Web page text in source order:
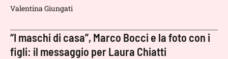
Valentina Giungati
“I maschi di casa”, Marco Bocci e la foto con i
figli: il messaggio per Laura Chiatti